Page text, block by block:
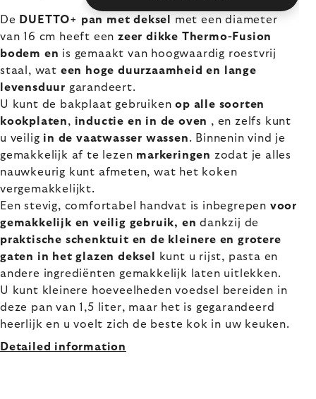
De DUETTO+ pan met deksel
met een diameter
van 16 cm heeft eenzeer dikke Thermo-Fusion
bodem en is gemaakt van hoogwaardig roestvrij
staal, wat een hoge duurzaamheid en lange
levensduur garandeert.
U kunt de bakplaat gebruikenop alle soorten
kookplaten, inductie en in de oven , en zelfs kunt
u veilig in de vaatwasser wassen. Binnenin vind je
gemakkelijk af te lezen markeringen zodat je alles
nauwkeurig kunt afmeten, wat het koken
vergemakkelijkt.
Een stevig, comfortabel handvat is inbegrepen voor
gemakkelijk en veilig gebruik, endankzij de
praktische schenktuit en de kleinere en grotere
gaten in het glazen deksel
kunt u rijst, pasta en
andere ingrediënten gemakkelijk laten uitlekken.
U kunt kleinere hoeveelheden voedsel bereiden in
deze pan van 1,5 liter, maar het is gegarandeerd
heerlijk en u voelt zich de beste kok in uw keuken.
Detailed information